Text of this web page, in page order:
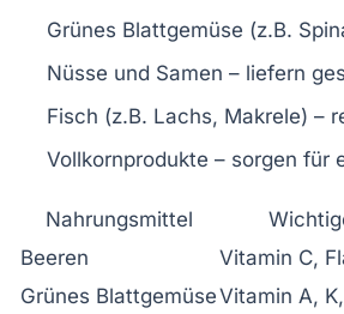
Grünes Blattgemüse (z.B.
Nüsse und Samen – liefern
Fisch (z.B. Lachs, Makrele) –
Vollkornprodukte – sorgen für
Nahrungsmittel
Beeren
Vitamin C,
Grünes BlattgemüseVitamin A,